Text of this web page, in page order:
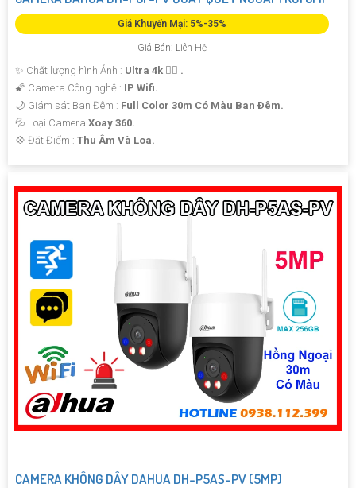
Giá Khuyến Mại: 5%-35%
Giá Bán: Liên Hệ
✨ Chất lượng hình Ảnh : Ultra 4k 👍🏾 .
🌠 Camera Công nghệ : IP Wifi.
🌙 Giám sát Ban Đêm : Full Color 30m Có Màu Ban Ðêm.
💦 Loại Camera Xoay 360.
️💠 Đặt Điểm : Thu Âm Và Loa.
CAMERA KHÔNG DÂY DAHUA DH-P5AS-PV (5MP)